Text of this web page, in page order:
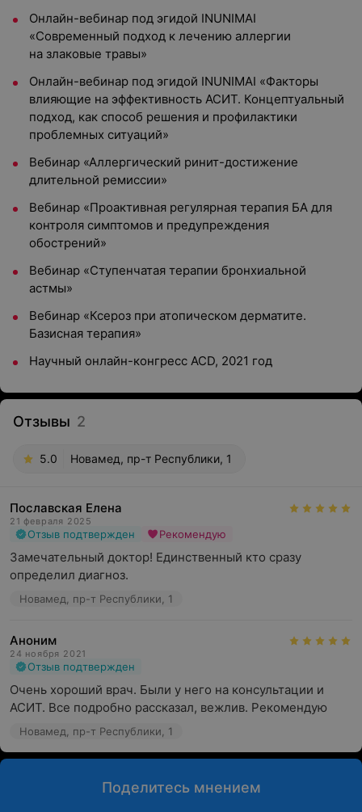
Онлайн-вебинар под эгидой INUNIMAI
«Современный подход к лечению аллергии
на злаковые травы»
Онлайн-вебинар под эгидой INUNIMAI «Факторы
влияющие на эффективность АСИТ. Концептуальный
подход, как способ решения и профилактики
проблемных ситуаций»
Вебинар «Аллергический ринит-достижение
длительной ремиссии»
Вебинар «Проактивная регулярная терапия БА для
контроля симптомов и предупреждения
обострений»
Вебинар «Ступенчатая терапии бронхиальной
астмы»
Вебинар «Ксероз при атопическом дерматите.
Базисная терапия»
Научный онлайн-конгресс ACD, 2021 год
Отзывы 2
5.0 Новамед, пр-т Республики, 1
Пославская Елена
21 февраля 2025
Отзыв подтвержден Рекомендую
Замечательный доктор! Единственный кто сразу
определил диагноз.
Новамед, пр-т Республики, 1
Аноним
24 ноября 2021
Отзыв подтвержден
Очень хороший врач. Были у него на консультации и
АСИТ. Все подробно рассказал, вежлив. Рекомендую
Новамед, пр-т Республики, 1
Поделитесь мнением